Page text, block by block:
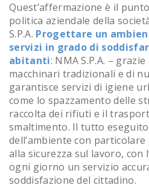
Quest’affermazione è il
politica aziendale della
S.P.A. Progettare un
servizi in grado di
abitanti: NMA S.P.A. –
macchinari tradizionali e di
garantisce servizi di igiene
come lo spazzamento delle
raccolta dei rifiuti e il
smaltimento. Il tutto
dell’ambiente con
alla sicurezza sul lavoro, con
ogni giorno un servizio
soddisfazione del cittadino.